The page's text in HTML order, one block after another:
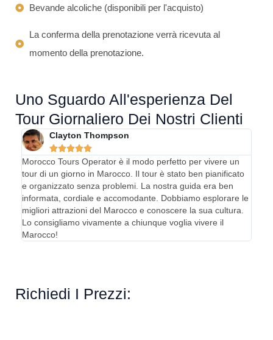
Bevande alcoliche (disponibili per l'acquisto)
La conferma della prenotazione verrà ricevuta al
momento della prenotazione.
Uno Sguardo All'esperienza Del
Tour Giornaliero Dei Nostri Clienti
Clayton Thompson

Morocco Tours Operator è il modo perfetto per vivere un
tour di un giorno in Marocco. Il tour è stato ben pianificato
e organizzato senza problemi. La nostra guida era ben
informata, cordiale e accomodante. Dobbiamo esplorare le
migliori attrazioni del Marocco e conoscere la sua cultura.
Lo consigliamo vivamente a chiunque voglia vivere il
Marocco!
Richiedi I Prezzi: